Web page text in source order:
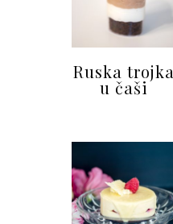
Ruska trojka
u čaši